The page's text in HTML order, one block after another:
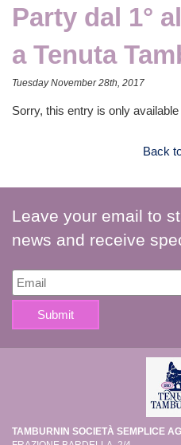
Party dal 1°
a Tenuta
Tuesday November 28th, 2017
Sorry, this entry is only available
Back
Leave your email to
news and receive
TAMBURNIN SOCIETÀ SEMPLICE